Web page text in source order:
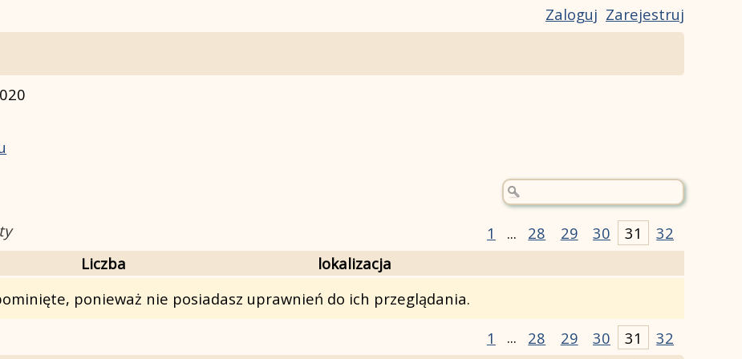
Zaloguj Zarejestruj
1 ... 28 29 30 31 32
Liczba
lokalizacja
ponieważ nie posiadasz uprawnień do ich przeglądania.
1
... 28 29 30 31 32